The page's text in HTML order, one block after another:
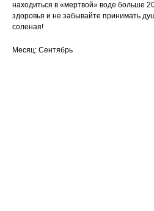
находиться в «мертвой» воде больше
здоровья и не забывайте принимать
соленая!
Месяц: Сентябрь